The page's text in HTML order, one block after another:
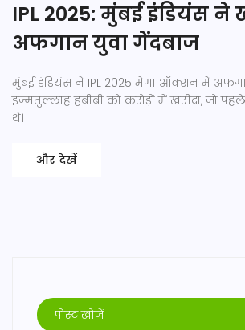
IPL 2025: मुंबई इंडियंस ने
अफगान युवा गेंदबाज
मुंबई इंडियंस ने IPL 2025 मेगा ऑक्शन में
इज्मतुल्लाह हबीबी को करोड़ों में खरीदा, जो
थे।
और देखें